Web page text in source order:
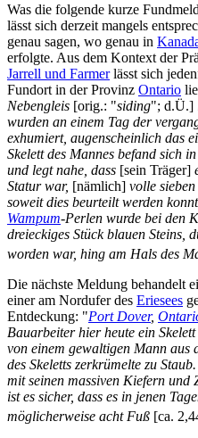
Was die folgende kurze
lässt sich derzeit mangels
genau sagen, wo genau in
erfolgte. Aus dem Kontext der
Jarrell und Farmerlässt sich
Fundort in der Provinz Ontario
Nebengleis [orig.: "siding"; d.Ü.]
wurden an einem Tag der
exhumiert, augenscheinlich das
Skelett des Mannes befand sich
und legt nahe, dass [sein Träger]
Statur war, [nämlich] volle
soweit dies beurteilt werden
Wampum-Perlen wurde bei den
dreieckiges Stück blauen Steins,
worden war, hing am Hals des
Die nächste Meldung behandelt
einer am Nordufer des Eriesees
Entdeckung: "Port Dover,
Bauarbeiter hier heute ein
von einem gewaltigen Mann
des Skeletts zerkrümelte zu
mit seinen massiven Kiefern und
ist es sicher, dass es in jenen
möglicherweise acht Fuß [ca.